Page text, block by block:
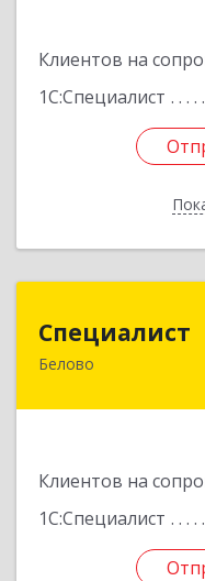
Клиентов на
1С:Специалист
Специалист
Белово
Клиентов на
1С:Специалист
Кемеровская